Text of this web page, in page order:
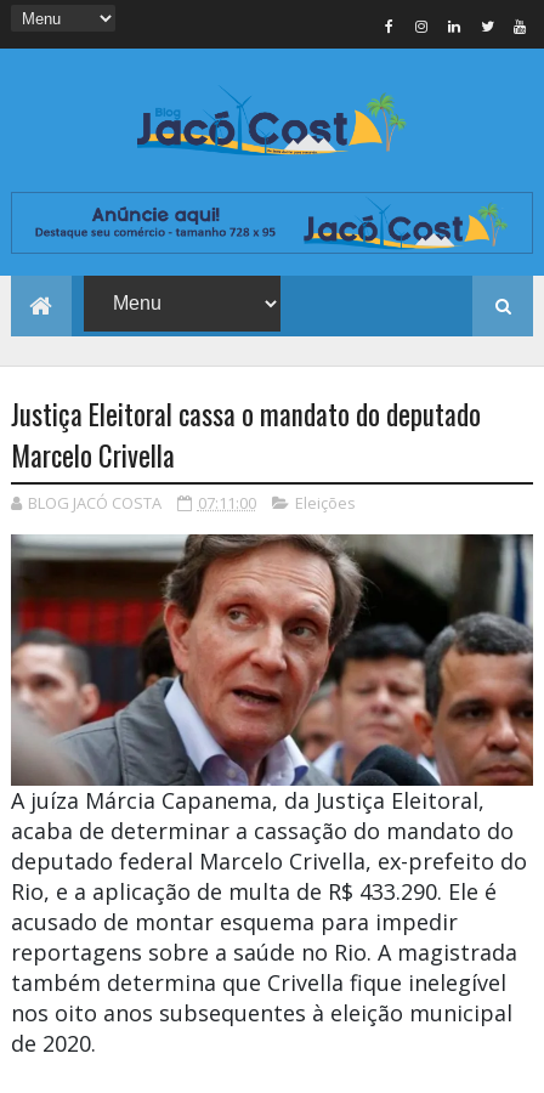
Justiça Eleitoral cassa o mandato do deputado
Marcelo Crivella
BLOG JACÓ COSTA 07:11:00 Eleições
A juíza Márcia Capanema, da Justiça Eleitoral,
acaba de determinar a cassação do mandato do
deputado federal Marcelo Crivella, ex-prefeito do
Rio, e a aplicação de multa de R$ 433.290. Ele é
acusado de montar esquema para impedir
reportagens sobre a saúde no Rio. A magistrada
também determina que Crivella fique inelegível
nos oito anos subsequentes à eleição municipal
de 2020.